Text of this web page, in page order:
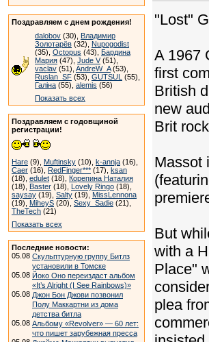
Поздравляем с днем рождения!
dalobov (30), Владимир
Золотарёв (32), Nupogodist
(35), Octopus (43), Бардина
Мария (47), Jude V(51),
vaclav (51), AndreW_A(53),
Ruslan_SF (53), GUTSUL (55),
Галіна (55), alemis (56)
Показать всех
Поздравляем с годовщиной
регистрации!
Hare (9), Muftinsky (10), k-annja (16),
Caer (16), RedFinger*** (17), ksan
(18), edulet (18), Корепина Наталия
(18), Baster (18), Lovely Ringo (18),
saysay (19), Salty (19), MissLennona
(19), MiheyS (20), Sexy_Sadie (21),
TheTech (21)
Показать всех
Последние новости:
05.08 Скульптурную группу Битлз
установили в Томске
05.08 Йоко Оно переиздаст альбом
«It’s Alright (I See Rainbows)»
05.08 Джон Бон Джови позвонил
Полу Маккартни из дома
детства битла
05.08 Альбому «Revolver» — 60 лет:
что пишет зарубежная пресса
"Lost"
A 1967
first
British
new
Brit
Massot
But
with a
Place"
plea